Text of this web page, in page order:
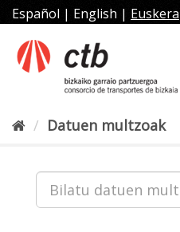
Joan
edukira
Español | English | Euskera
Datuen multzoak